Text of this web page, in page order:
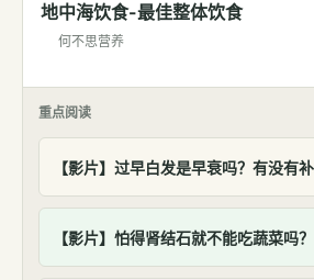
地中海饮食-最佳整体饮食
何不思营养
重点阅读
【影片】过早白发是早衰吗？有没有补
【影片】怕得肾结石就不能吃蔬菜吗？